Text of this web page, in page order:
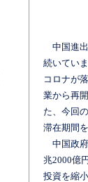
中国進出
続いてい
コロナが
業から再
た、今回
滞在期間
中国政府
兆2000億
投資を縮